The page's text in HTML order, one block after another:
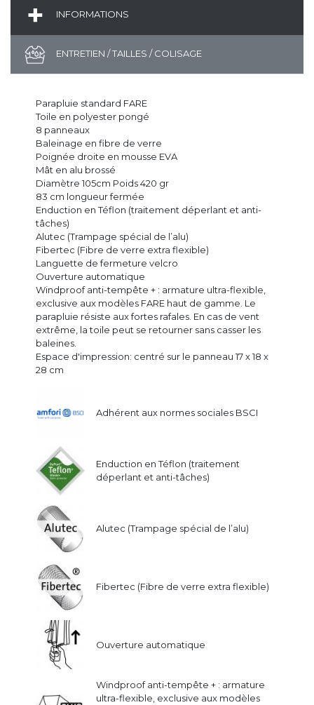
INFORMATIONS
ENTRETIEN / TAILLES / COLISAGE
Parapluie standard FARE
Toile en polyester pongé
8 panneaux
Baleinage en fibre de verre
Poignée droite en mousse EVA
Mât en alu brossé
Diamètre 105cm Poids 420 gr
83 cm longueur fermée
Enduction en Téflon (traitement déperlant et anti-
tâches)
Alutec (Trampage spécial de l’alu)
Fibertec (Fibre de verre extra flexible)
Languette de fermeture velcro
Ouverture automatique
Windproof anti-tempête + : armature ultra-flexible,
exclusive aux modèles FARE haut de gamme. Le
parapluie résiste aux fortes rafales. En cas de vent
extrême, la toile peut se retourner sans casser les
baleines.
Espace d'impression: centré sur le panneau 17 x 18 x
28 cm
Adhérent aux normes sociales BSCI
Enduction en Téflon (traitement
déperlant et anti-tâches)
Alutec (Trampage spécial de l’alu)
Fibertec (Fibre de verre extra flexible)
Ouverture automatique
Windproof anti-tempête + : armature
ultra-flexible, exclusive aux modèles